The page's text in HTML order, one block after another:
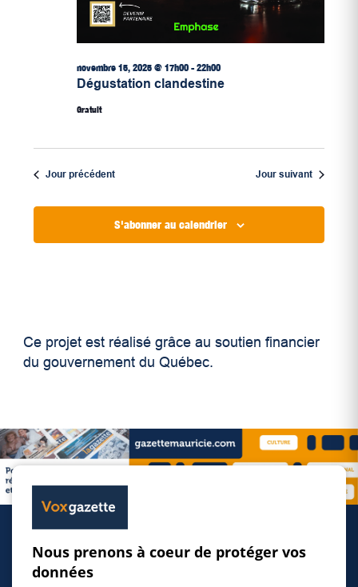
Dégustation clandestine
novembre 15, 2025 @ 17h00- 22h00
Gratuit
Jour précédent Jour suivant
S'abonner au calendrier
Ce projet est réalisé grâce au soutien financier
du gouvernement du Québec.
Nous prenons à coeur de protéger vos
données